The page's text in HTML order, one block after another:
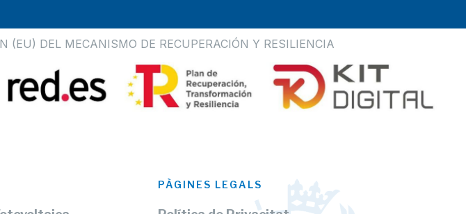
(EU) DEL MECANISMO DE RECUPERACIÓN Y RESILIENCIA
PÀGINES LEGALS